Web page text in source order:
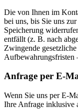
Die von Ihnen im
bei uns, bis Sie uns
Speicherung
entfällt (z. B. nach
Zwingende
Aufbewahrungsfristen
Anfrage per E-
Wenn Sie uns per E-
Ihre Anfrage inklusive